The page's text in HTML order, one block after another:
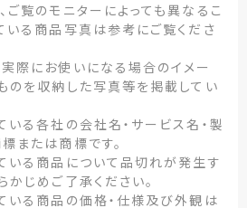
ご覧のモニターによっても異なるこ
いる商品写真は参考にご覧くださ
際にお使いになる場合のイメー
のを収納した写真等を掲載してい
いる各社の会社名・サービス名・製
または商標です。
いる商品について品切れが発生す
かじめご了承ください。
いる商品の価格・仕様及び外観は